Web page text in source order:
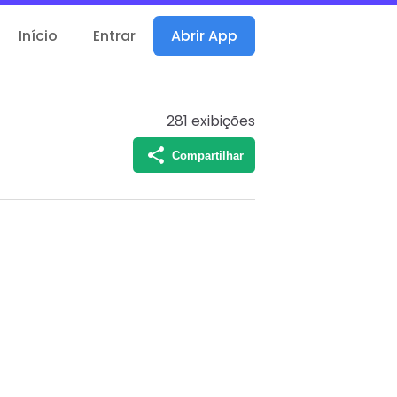
Início Entrar Abrir App
281 exibições
Compartilhar